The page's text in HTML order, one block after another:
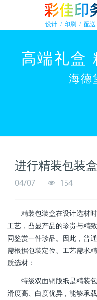
进行精装包装
04/07 154
精装包装盒在设计选材
工艺，凸显产品的珍贵与精
同鉴赏一件珍品。因此，普
需根据包装定位、工艺需求
质选材：
特级双面铜版纸是精装
滑度高、白度优异，能够承